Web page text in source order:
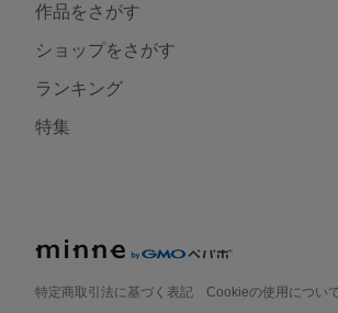
作品をさがす
ショップをさがす
ランキング
特集
特定商取引法に基づく表記 Cookieの使用について